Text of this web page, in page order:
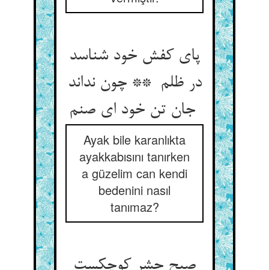
پای کفش خود شناسد
در ظلم ** چون نداند
Ayak bile karanlıkta
ayakkabısını tanırken
a güzelim can kendi
bedenini nasıl
tanımaz?
صبح حشر کوچکست